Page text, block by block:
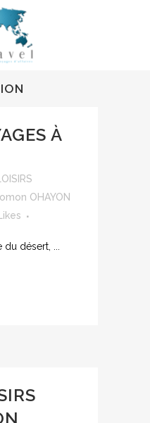
À
LOISIRS
OHAYON
Likes
désert, ...